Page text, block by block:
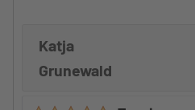
Top.
Gute Informationen,
Katja
Grunewald